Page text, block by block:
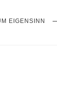
EIGENSINN